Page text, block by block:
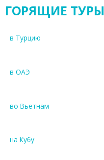
ГОРЯЩИЕ ТУРЫ
в Турцию
в ОАЭ
во Вьетнам
на Кубу